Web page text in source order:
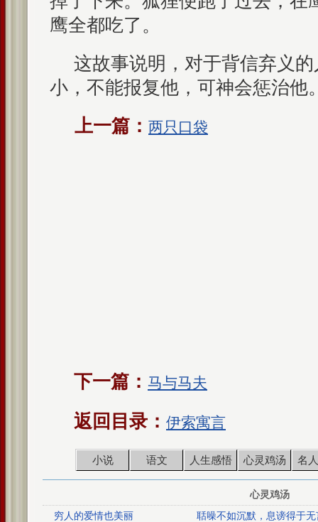
鹰全都吃了。
这故事说明，对于背信弃义
小，不能报复他，可神会惩治他
上一篇： 两只口袋
下一篇： 马与马夫
返回目录： 伊索寓言
小说 语文 人生感悟 心灵鸡汤 名
心灵鸡汤
穷人的爱情也美丽
聒噪不如沉默，息谤得于无